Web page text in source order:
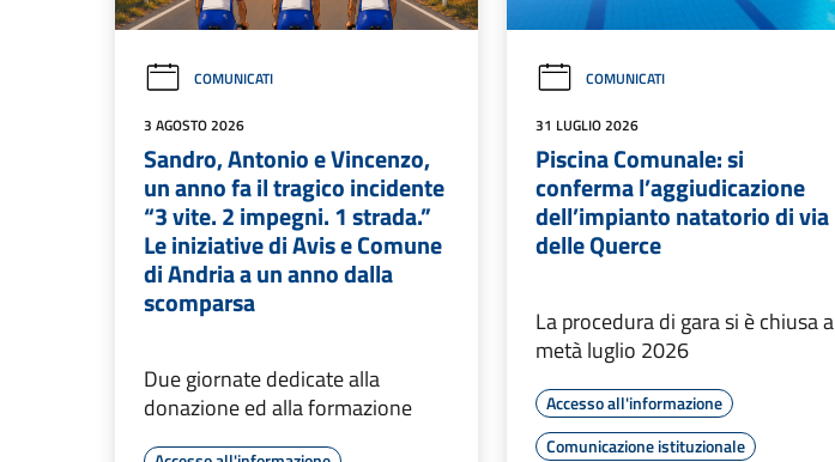
COMUNICATI
3 AGOSTO 2026
Sandro, Antonio e Vincenzo,
un anno fa il tragico incidente
“3 vite. 2 impegni. 1 strada.”
Le iniziative di Avis e Comune
di Andria a un anno dalla
scomparsa
Due giornate dedicate alla
donazione ed alla formazione
COMUNICATI
31 LUGLIO 2026
Piscina Comunale: si
conferma l’aggiudicazione
dell’impianto natatorio di via
delle Querce
La procedura di gara si è chiusa a
metà luglio 2026
Accesso all'informazione
Comunicazione istituzionale